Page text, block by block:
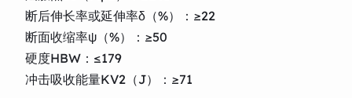
断后伸长率或延伸率δ（%）：≥22
断面收缩率ψ（%）：≥50
硬度HBW：≤179
冲击吸收能量KV2（J）：≥71